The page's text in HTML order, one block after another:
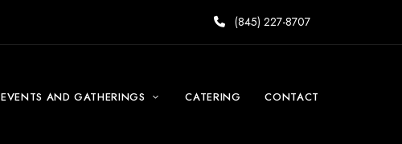
(845) 227-8707
EVENTS AND GATHERINGS CATERING CONTACT